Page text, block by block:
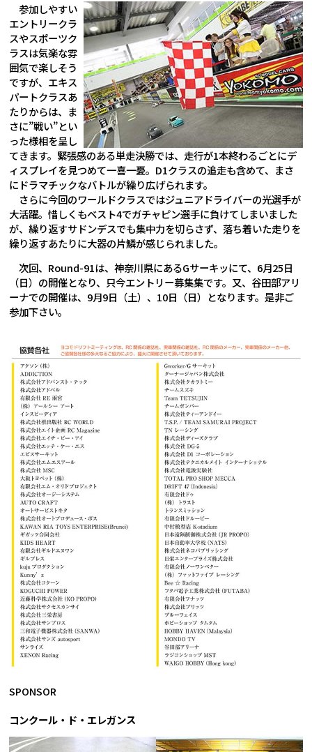
参加しやすい
エントリークラ
スやスポーツク
ラスは気楽な雰
囲気で楽しそう
ですが、エキス
パートクラスあ
たりからは、ま
さに”戦い”とい
った様相を呈し
てきます。緊張感のある単走決勝では、走行が1本終わるごとにデ
ィスプレイを見つめて一喜一憂。D1クラスの追走も含めて、まさ
にドラマチックなバトルが繰り広げられます。
さらに今回のワールドクラスではジュニアドライバーの光選手が
大活躍。惜しくもベスト4でガチャピン選手に負けてしまいました
が、繰り返すサドンデスでも集中力を切らさず、落ち着いた走りを
繰り返すあたりに大器の片鱗が感じられました。
次回、Round-91は、神奈川県にあるGサーキッにて、6月25日
（日）の開催となり、只今エントリー募集集です。又、谷田部アリ
ーナでの開催は、9月9日（土）、10日（日）となります。是非ご
参加下さい。
SPONSOR
コンクール・ド・エレガンス